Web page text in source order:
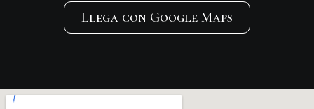
Llega con Google Maps